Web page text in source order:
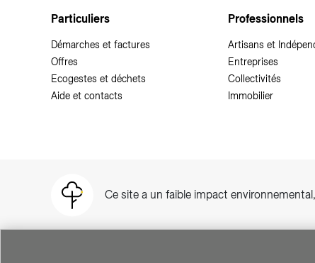
Particuliers
Démarches et factures
Offres
Ecogestes et déchets
Aide et contacts
Professionnels
Artisans et
Entreprises
Collectivités
Immobilier
Ce site a un faible impact environnemental,